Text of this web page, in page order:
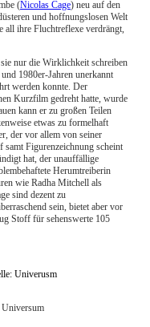
(Nicolas Cage) neu auf den
und hoffnungslosen Welt
all ihre Fluchtreflexe verdrängt,
nur die Wirklichkeit schreiben
1980er-Jahren unerkannt
werden konnte. Der
Kurzfilm gedreht hatte, wurde
kann er zu großen Teilen
etwas zu formelhaft
der vor allem von seiner
samt Figurenzeichnung scheint
hat, der unauffällige
Herumtreiberin
wie Radha Mitchell als
sind dezent zu
sein, bietet aber vor
Stoff für sehenswerte 105
Universum